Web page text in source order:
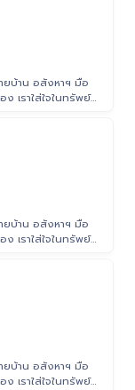
ยบ้าน อสังหาฯ มือ
เราใส่ใจในทรัพย์
สื่อต่างๆ/ เดินสิน
ออาชีพ กว่า 2,000
ยบ้าน อสังหาฯ มือ
เราใส่ใจในทรัพย์
สื่อต่างๆ/ เดินสิน
ออาชีพ กว่า 2,000
ยบ้าน อสังหาฯ มือ
เราใส่ใจในทรัพย์